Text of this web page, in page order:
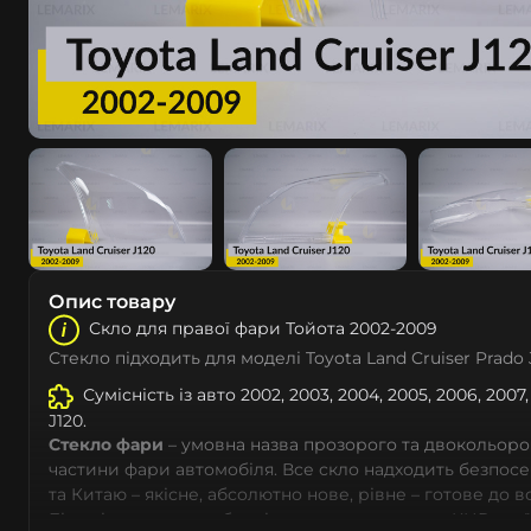
Опис товару
Скло для правої фари Тойота 2002-2009
Стекло підходить для моделі Toyota Land Cruiser Prado
Сумісність із авто 2002, 2003, 2004, 2005, 2006,
J120.
Стекло фари – умовна назва прозорого та
частини фари автомобіля. Все скло надходить
та Китаю – якісне, абсолютно нове, рівне – готове до
Більшість автовиробників уже перенесли до КНР свої